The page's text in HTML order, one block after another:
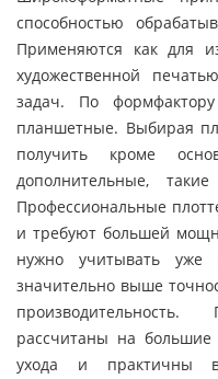
способностью
Применяются как для
художественной
задач. По
планшетные. Выбирая
получить кроме
дополнительные,
Профессиональные
и требуют большей
нужно учитывать
значительно выше
рассчитаны на
ухода и практичны в